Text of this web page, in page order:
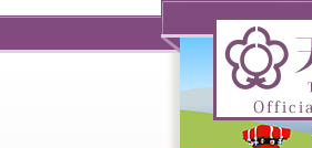
理
TENRI
Official